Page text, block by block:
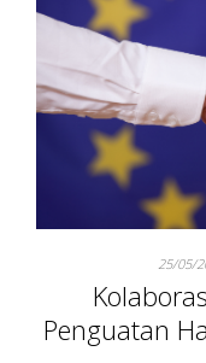
25/05/
Penguatan